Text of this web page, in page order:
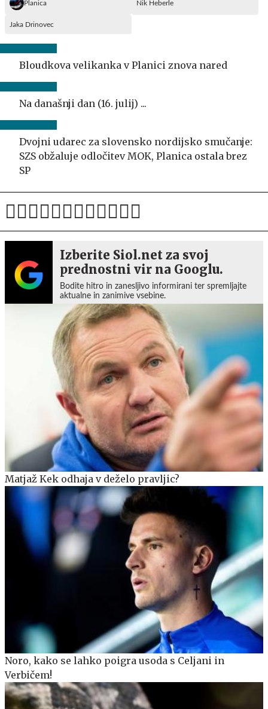
Planica Nik Heberle
Jaka Drinovec
Bloudkova velikanka v Planici znova nared
Na današnji dan (16. julij) ...
Dvojni udarec za slovensko nordijsko smučanje:
SZS obžaluje odločitev MOK, Planica ostala brez
SP
Izberite Siol.net za svoj
prednostni vir na Googlu.
Bodite hitro in zanesljivo informirani ter spremljajte
aktualne in zanimive vsebine.
Matjaž Kek odhaja v deželo pravljic?
Noro, kako se lahko poigra usoda s Celjani in
Verbičem!